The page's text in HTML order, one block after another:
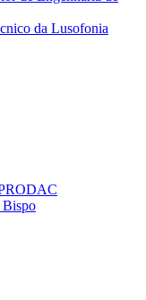
da Lusofonia
Bispo